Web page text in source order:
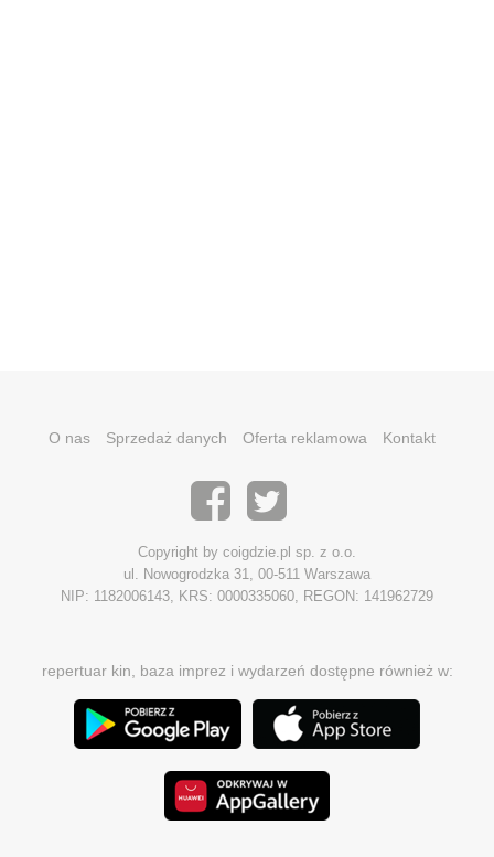
O nas Sprzedaż danych Oferta reklamowa Kontakt
Copyright by coigdzie.pl sp. z o.o.
ul. Nowogrodzka 31, 00-511 Warszawa
NIP: 1182006143, KRS: 0000335060, REGON: 141962729
repertuar kin, baza imprez i wydarzeń dostępne również w: